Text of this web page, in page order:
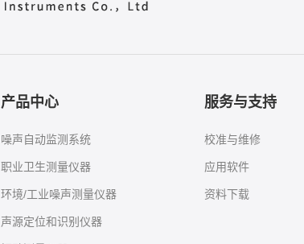
产品中心
噪声自动监测系统
职业卫生测量仪器
环境/工业噪声测量仪器
声源定位和识别仪器
服务与支持
校准与维修
应用软件
资料下载